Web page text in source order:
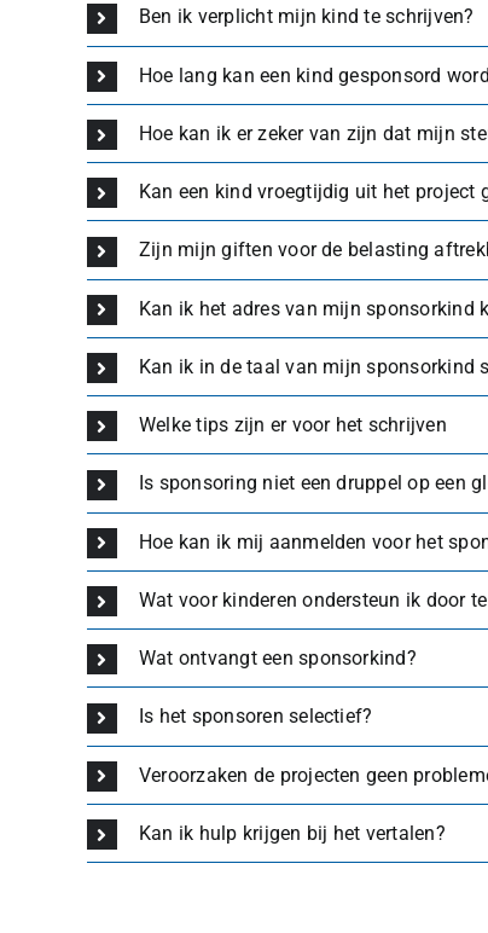
Ben ik verplicht mijn kind te schrijven?
Hoe lang kan een kind gesponsord
Hoe kan ik er zeker van zijn dat mijn
Kan een kind vroegtijdig uit het project
Zijn mijn giften voor de belasting
Kan ik het adres van mijn sponsorkind
Kan ik in de taal van mijn sponsorkind
Welke tips zijn er voor het schrijven
Is sponsoring niet een druppel op een
Hoe kan ik mij aanmelden voor het
Wat voor kinderen ondersteun ik door
Wat ontvangt een sponsorkind?
Is het sponsoren selectief?
Veroorzaken de projecten geen
Kan ik hulp krijgen bij het vertalen?